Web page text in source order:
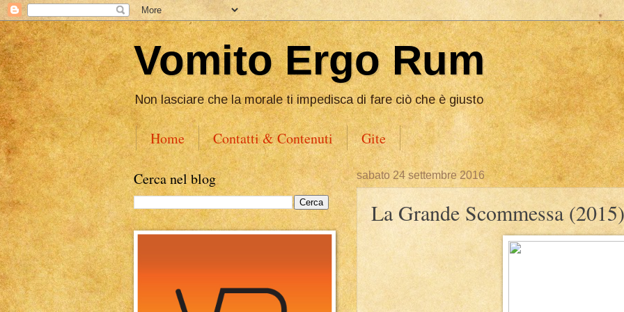
Vomito Ergo Rum
Non lasciare che la morale ti impedisca di fare ciò che è giusto
Home Contatti & Contenuti Gite
sabato 24 settembre 2016
La Grande Scommessa (2015)
Cerca nel blog